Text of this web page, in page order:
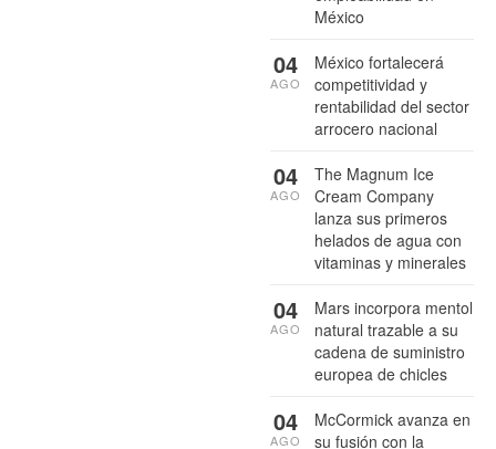
México
México fortalecerá
competitividad y
rentabilidad del sector
arrocero nacional
04
AGO
The Magnum Ice
Cream Company
lanza sus primeros
helados de agua con
vitaminas y minerales
04
AGO
Mars incorpora mentol
natural trazable a su
cadena de suministro
europea de chicles
04
AGO
McCormick avanza en
su fusión con la
04
AGO